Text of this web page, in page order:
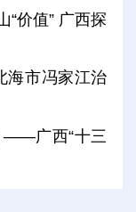
“价值” 广西探
市冯家江治
——广西“十三